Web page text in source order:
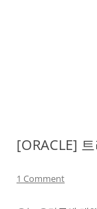
[ORACLE]
1 Comment